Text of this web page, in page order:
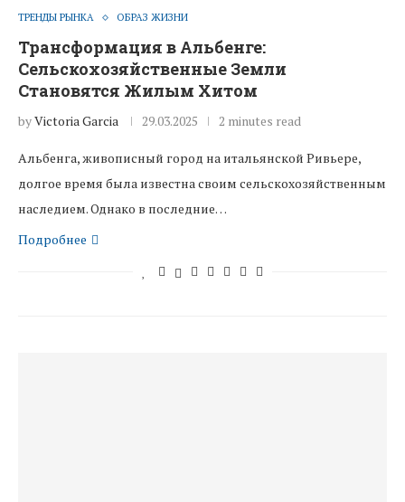
ТРЕНДЫ РЫНКА ОБРАЗ ЖИЗНИ
Трансформация в Альбенге:
Сельскохозяйственные Земли
Становятся Жилым Хитом
byVictoria Garcia 29.03.2025 2 minutes read
Альбенга, живописный город на итальянской Ривьере,
долгое время была известна своим сельскохозяйственным
наследием. Однако в последние…
Подробнее